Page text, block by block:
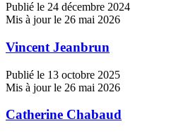
Publié le 24 décembre 2024
Mis à jour le 26 mai 2026
Vincent Jeanbrun
Publié le 13 octobre 2025
Mis à jour le 26 mai 2026
Catherine Chabaud